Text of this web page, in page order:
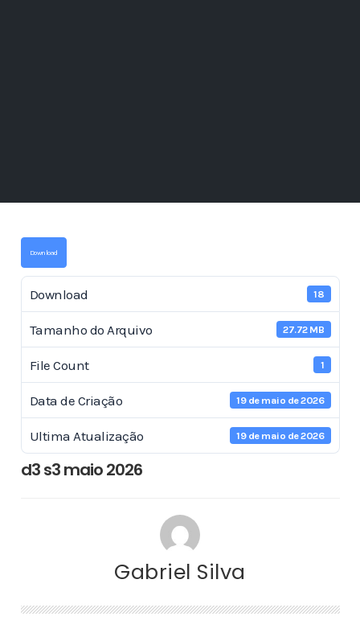
Download
Download 18
Tamanho do Arquivo 27.72 MB
File Count 1
Data de Criação 19 de maio de 2026
Ultima Atualização 19 de maio de 2026
d3 s3 maio 2026
Gabriel Silva